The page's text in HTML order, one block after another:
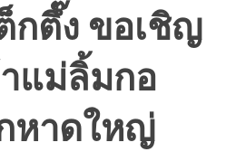
กตึ๊ง ขอเชิญ
แม่ลิ้มกอ
หาดใหญ่